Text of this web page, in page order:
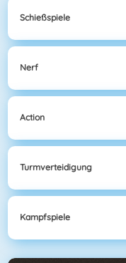
Schießspiele
Nerf
Action
Turmverteidigung
Kampfspiele